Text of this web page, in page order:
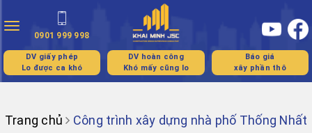
Toggle
navigation
0901 999 998
DV giấy phép
Lo được ca khó
DV hoàn công
Khó mấy cũng lo
Báo giá
xây phần thô
Trang chủ
Công trình xây dựng nhà phố Thống Nhất